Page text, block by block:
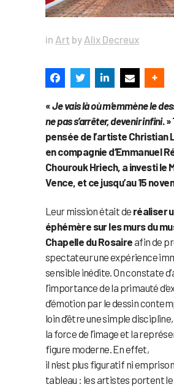
in Art by Alix Decreux
«Je vais là où m’emmène le
ne pas s’arrêter, devenir infini.
pensée de l’artiste Christian
en compagnie d’Emmanuel R
Chourouk Hriech, a investi le
Vence, et ce jusqu’au 15
Leur mission était de réaliser
éphémère sur les murs du
Chapelle du Rosaireafin de
spectateur une expérience
sensible inédite. On constate
l’importance de la primauté
d’émotion par le dessin
loin d’être une simple
la force de l’image et la
figure moderne. En effet,
il n’est plus figuratif ni
tableau : les artistes portent